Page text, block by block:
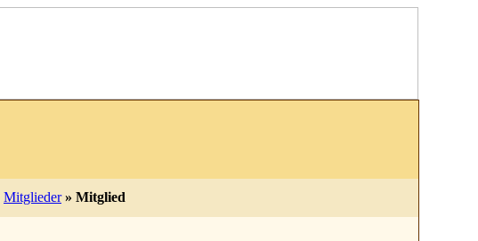
Mitglieder » Mitglied